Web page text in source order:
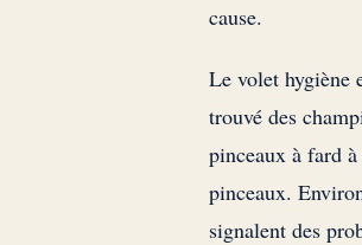
cause.
Le volet hygiène
trouvé des
pinceaux à fard
pinceaux.
signalent des